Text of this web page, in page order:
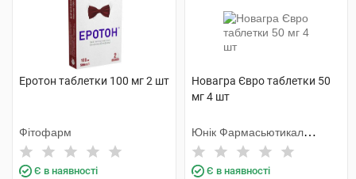
Еротон таблетки 100 мг 2 шт
Фітофарм
Є в наявності
Новагра Євро таблетки 50
мг 4 шт
Юнік Фармасьютикал
Лабораторіз
Є в наявності